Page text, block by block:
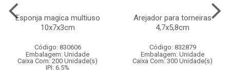
Esponja magica multiuso
10x7x3cm
Código: 830606
Embalagem: Unidade
Caixa Com: 200 Unidade(s)
IPI: 6.5%
Arejador para torneiras
4,7x5,8cm
Código: 832879
Embalagem: Unidade
Caixa Com: 300 Unidade(s)